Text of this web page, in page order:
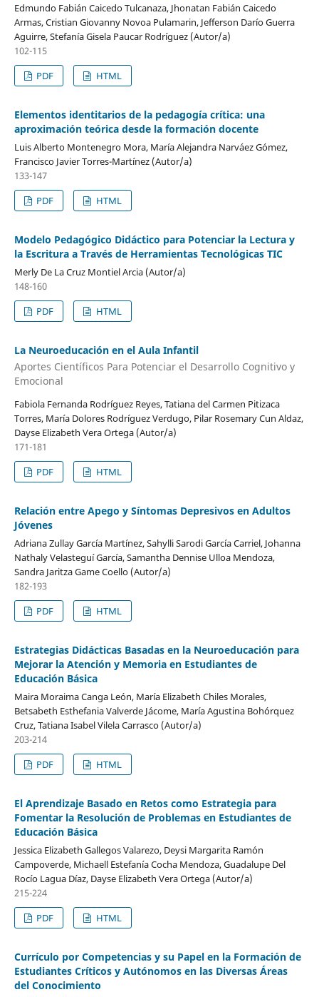
Edmundo Fabián Caicedo Tulcanaza, Jhonatan Fabián Caicedo
Armas, Cristian Giovanny Novoa Pulamarin, Jefferson Darío Guerra
Aguirre, Stefanía Gisela Paucar Rodríguez (Autor/a)
102-115
PDF
HTML
Elementos identitarios de la pedagogía crítica: una
aproximación teórica desde la formación docente
Luis Alberto Montenegro Mora, María Alejandra Narváez Gómez,
Francisco Javier Torres-Martínez (Autor/a)
133-147
PDF
HTML
Modelo Pedagógico Didáctico para Potenciar la Lectura y
la Escritura a Través de Herramientas Tecnológicas TIC
Merly De La Cruz Montiel Arcia (Autor/a)
148-160
PDF
HTML
La Neuroeducación en el Aula Infantil
Aportes Científicos Para Potenciar el Desarrollo Cognitivo y
Emocional
Fabiola Fernanda Rodríguez Reyes, Tatiana del Carmen Pitizaca
Torres, María Dolores Rodríguez Verdugo, Pilar Rosemary Cun Aldaz,
Dayse Elizabeth Vera Ortega (Autor/a)
171-181
PDF
HTML
Relación entre Apego y Síntomas Depresivos en Adultos
Jóvenes
Adriana Zullay García Martínez, Sahylli Sarodi García Carriel, Johanna
Nathaly Velasteguí García, Samantha Dennise Ulloa Mendoza,
Sandra Jaritza Game Coello (Autor/a)
182-193
PDF
HTML
Estrategias Didácticas Basadas en la Neuroeducación para
Mejorar la Atención y Memoria en Estudiantes de
Educación Básica
Maira Moraima Canga León, María Elizabeth Chiles Morales,
Betsabeth Esthefania Valverde Jácome, María Agustina Bohórquez
Cruz, Tatiana Isabel Vilela Carrasco (Autor/a)
203-214
PDF
HTML
El Aprendizaje Basado en Retos como Estrategia para
Fomentar la Resolución de Problemas en Estudiantes de
Educación Básica
Jessica Elizabeth Gallegos Valarezo, Deysi Margarita Ramón
Campoverde, Michaell Estefanía Cocha Mendoza, Guadalupe Del
Rocío Lagua Díaz, Dayse Elizabeth Vera Ortega (Autor/a)
215-224
PDF
HTML
Currículo por Competencias y su Papel en la Formación de
Estudiantes Críticos y Autónomos en las Diversas Áreas
del Conocimiento